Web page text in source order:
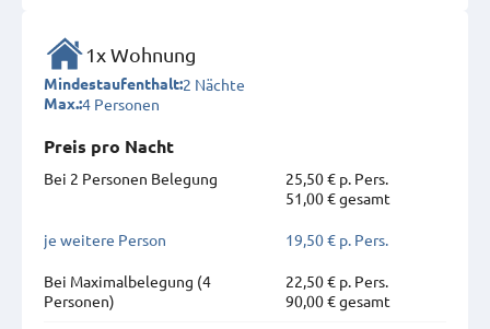
1x Wohnung
Mindestaufenthalt:2 Nächte
Max.:4 Personen
Preis pro Nacht
Bei 2 Personen Belegung
25,50 € p. Pers.
51,00 € gesamt
je weitere Person 19,50 € p. Pers.
Bei Maximal­belegung (4
Personen)
22,50 € p. Pers.
90,00 € gesamt